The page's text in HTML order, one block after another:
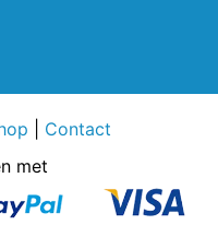
Contact
met